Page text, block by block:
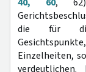
die für die
Einzelheiten,
verdeutlichen.